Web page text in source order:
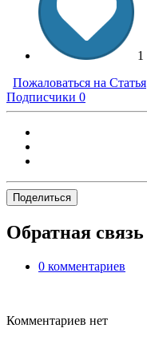
1
Пожаловаться на Статья
Подписчики 0
Поделиться
Обратная связь
0 комментариев
Комментариев нет